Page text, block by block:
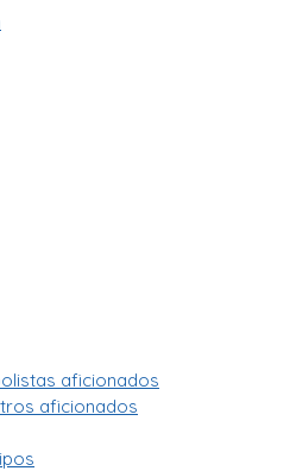
aficionados
aficionados